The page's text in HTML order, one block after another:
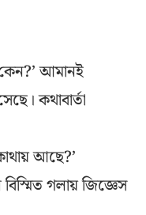
আমানই
কথাবার্তা
আছে?’
গলায় জিজ্ঞেস